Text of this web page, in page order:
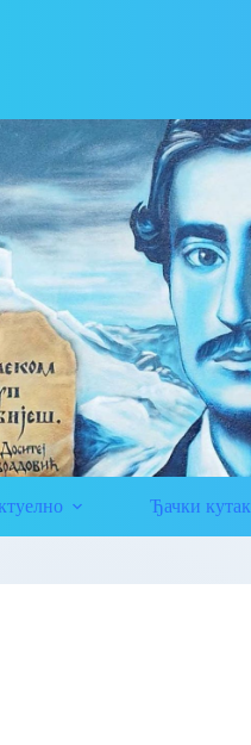
Ђачки кутак